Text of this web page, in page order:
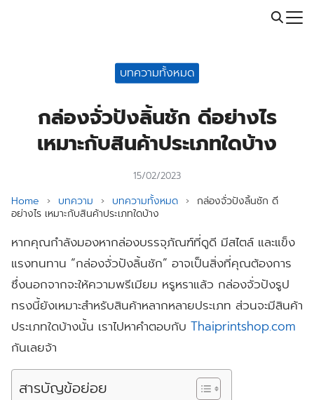
Call: 064-246-5614 | Line: @thaiprintshop
บทความทั้งหมด
กล่องจั่วปังลิ้นชัก ดีอย่างไร
เหมาะกับสินค้าประเภทใดบ้าง
15/02/2023
Home › บทความ › บทความทั้งหมด › กล่องจั่วปังลิ้นชัก ดี
อย่างไร เหมาะกับสินค้าประเภทใดบ้าง
หากคุณกำลังมองหากล่องบรรจุภัณฑ์ที่ดูดี มีสไตล์ และแข็ง
แรงทนทาน “กล่องจั่วปังลิ้นชัก” อาจเป็นสิ่งที่คุณต้องการ
ซึ่งนอกจากจะให้ความพรีเมียม หรูหราแล้ว กล่องจั่วปังรูป
ทรงนี้ยังเหมาะสำหรับสินค้าหลากหลายประเภท ส่วนจะมีสินค้า
ประเภทใดบ้างนั้น เราไปหาคำตอบกับ Thaiprintshop.com
กันเลยจ้า
สารบัญข้อย่อย